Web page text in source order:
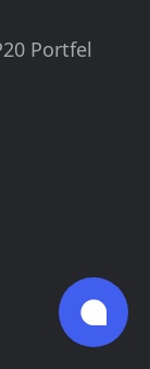
Portfel